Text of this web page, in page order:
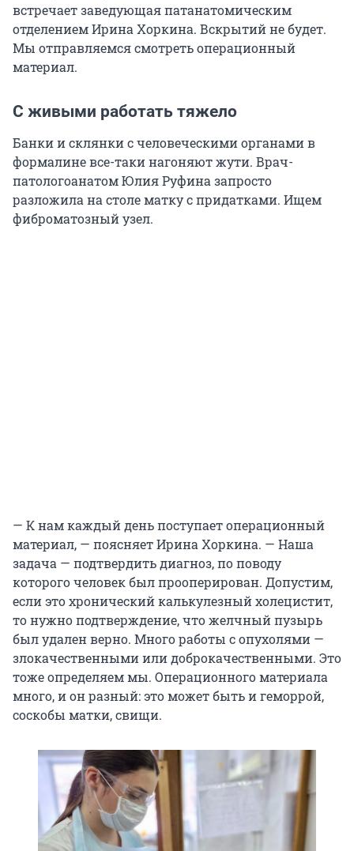
встречает заведующая патанатомическим
отделением Ирина Хоркина. Вскрытий не будет.
Мы отправляемся смотреть операционный
материал.
С живыми работать тяжело
Банки и склянки с человеческими органами в
формалине все-таки нагоняют жути. Врач-
патологоанатом Юлия Руфина запросто
разложила на столе матку с придатками. Ищем
фиброматозный узел.
— К нам каждый день поступает операционный
материал, — поясняет Ирина Хоркина. — Наша
задача — подтвердить диагноз, по поводу
которого человек был прооперирован. Допустим,
если это хронический калькулезный холецистит,
то нужно подтверждение, что желчный пузырь
был удален верно. Много работы с опухолями —
злокачественными или доброкачественными. Это
тоже определяем мы. Операционного материала
много, и он разный: это может быть и геморрой,
соскобы матки, свищи.